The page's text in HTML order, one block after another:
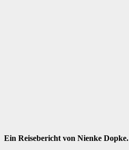
Ein Reisebericht von Nienke Dopke.